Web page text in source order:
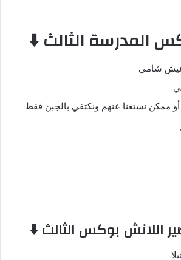
المدرسة الثالث ⬇️
عيش شامي
ممكن نستغنا عنهم ونكتفي بالجبن فقط
اللانش بوكس الثالث ⬇️